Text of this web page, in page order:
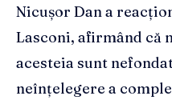
Nicușor Dan a
Lasconi, afirmând că
acesteia sunt
neînțelegere a